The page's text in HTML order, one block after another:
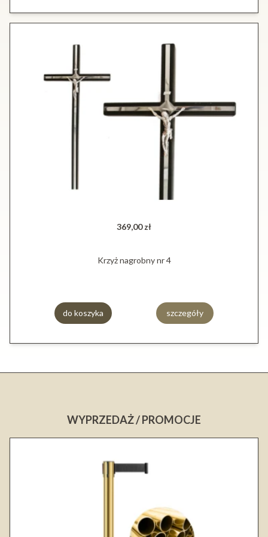
369,00 zł
Krzyż nagrobny nr 4
do koszyka szczegóły
WYPRZEDAŻ / PROMOCJE